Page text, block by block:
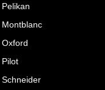
Pelikan
Montblanc
Oxford
Pilot
Schneider